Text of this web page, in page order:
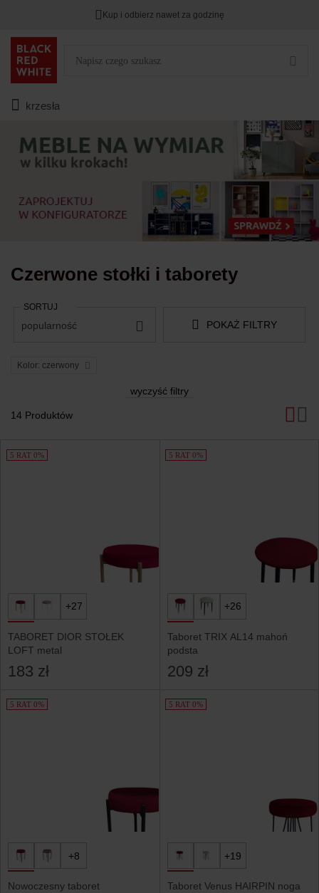
HITY DNIA przy zapisie na Newsletter.
Kup i odbierz nawet za godzinę
krzesła
Czerwone stołki i taborety
14 Produktów
POKAŻ FILTRY
Kolor: czerwony
wyczyść filtry
SORTUJ
popularność
Produkty
5 RAT 0%
+27
TABORET DIOR STOŁEK
LOFT metal
183 zł
5 RAT 0%
+26
Taboret TRIX AL14 mahoń
podsta
209 zł
5 RAT 0%
+8
Nowoczesny taboret
5 RAT 0%
+19
Taboret Venus HAIRPIN noga